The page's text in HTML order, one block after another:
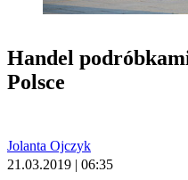
Handel
Polsce
Jolanta Ojczyk
21.03.2019 | 06:35